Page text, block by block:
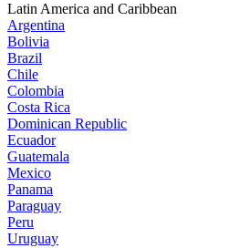
Latin America and Caribbean
Argentina
Bolivia
Brazil
Chile
Colombia
Costa Rica
Dominican Republic
Ecuador
Guatemala
Mexico
Panama
Paraguay
Peru
Uruguay